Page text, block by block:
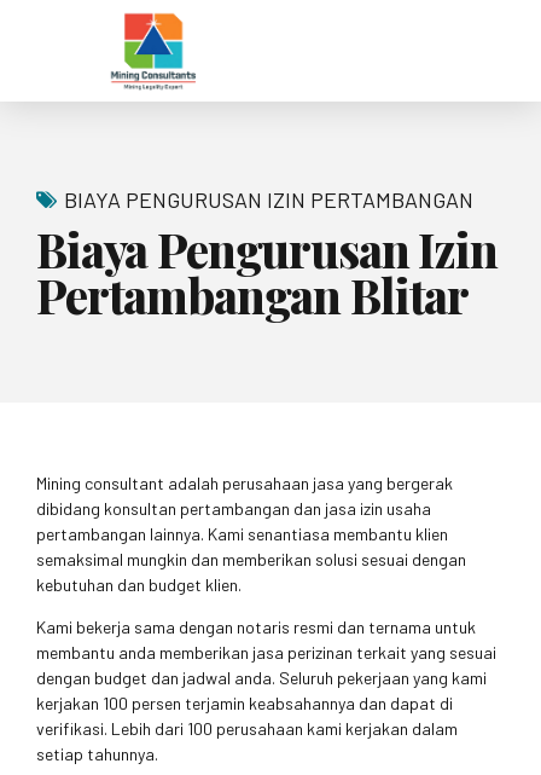
BIAYA PENGURUSAN IZIN PERTAMBANGAN
Biaya Pengurusan Izin
Pertambangan Blitar
Mining consultant adalah perusahaan jasa yang bergerak
dibidang konsultan pertambangan dan jasa izin usaha
pertambangan lainnya. Kami senantiasa membantu klien
semaksimal mungkin dan memberikan solusi sesuai dengan
kebutuhan dan budget klien.
Kami bekerja sama dengan notaris resmi dan ternama untuk
membantu anda memberikan jasa perizinan terkait yang sesuai
dengan budget dan jadwal anda. Seluruh pekerjaan yang kami
kerjakan 100 persen terjamin keabsahannya dan dapat di
verifikasi. Lebih dari 100 perusahaan kami kerjakan dalam
setiap tahunnya.